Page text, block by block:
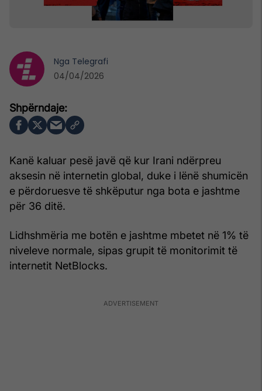
Kanë kaluar pesë javë që kur Irani ndërpreu
aksesin në internetin global, duke i lënë shumicën
e përdoruesve të shkëputur nga bota e jashtme
për 36 ditë.
Lidhshmëria me botën e jashtme mbetet në 1% të
niveleve normale, sipas grupit të monitorimit të
internetit NetBlocks.
Nga Telegrafi
04/04/2026